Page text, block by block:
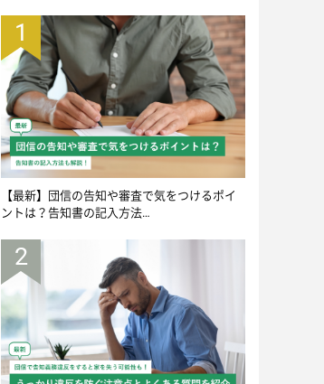
1
【最新】団信の告知や審査で気をつけるポイ
ントは？告知書の記入方法…
2